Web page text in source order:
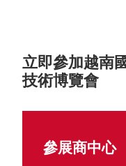
立即參加越南
技術博覽會
參展商中心